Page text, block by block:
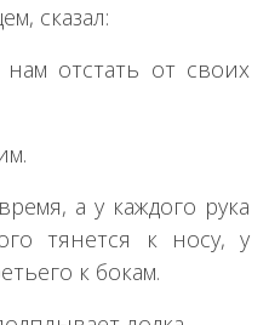
сказал:
отстать от своих
а у каждого рука
тянется к носу, у
к бокам.